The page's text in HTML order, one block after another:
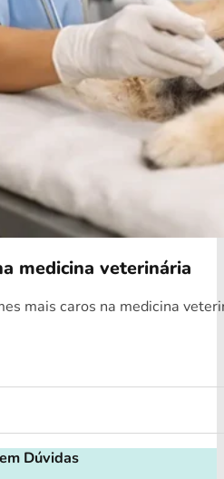
medicina veterinária
mais caros na medicina
Dúvidas